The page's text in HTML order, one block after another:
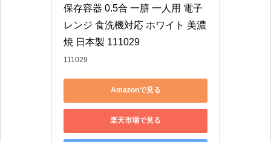
保存容器 0.5合 一膳 一人用 電子
レンジ 食洗機対応 ホワイト 美濃
焼 日本製 111029
111029
Amazonで見る
楽天市場で見る